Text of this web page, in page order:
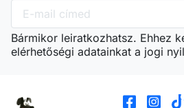
Bármikor leiratkozhatsz. Ehhez
elérhetőségi adatainkat a jogi